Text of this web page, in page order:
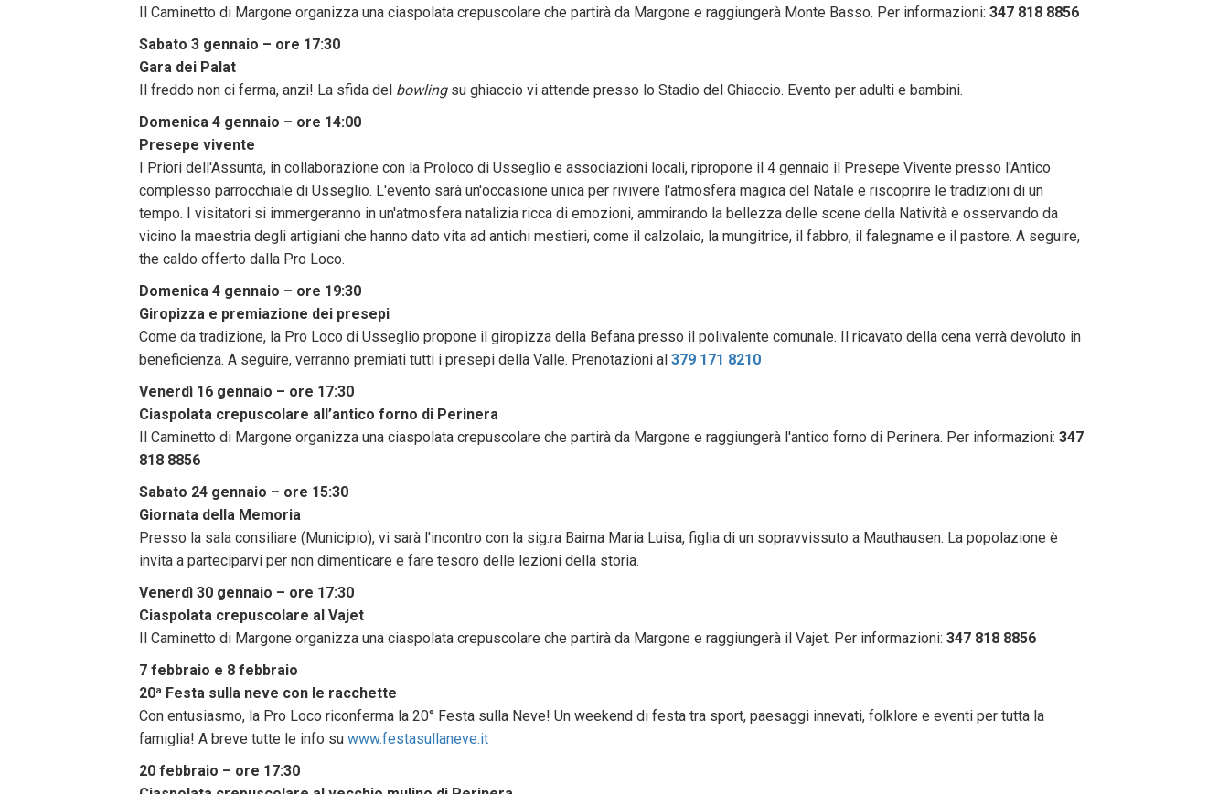
Il Caminetto di Margone organizza una ciaspolata crepuscolare che partirà da Margone e raggiungerà Monte Basso. Per informazioni: 347 818 8856
Sabato 3 gennaio – ore 17:30
Gara dei Palat
Il freddo non ci ferma, anzi! La sfida del bowlingsu ghiaccio vi attende presso lo Stadio del Ghiaccio. Evento per adulti e bambini.
Domenica 4 gennaio – ore 14:00
Presepe vivente
I Priori dell'Assunta, in collaborazione con la Proloco di Usseglio e associazioni locali, ripropone il 4 gennaio il Presepe Vivente presso l'Antico
complesso parrocchiale di Usseglio. L'evento sarà un'occasione unica per rivivere l'atmosfera magica del Natale e riscoprire le tradizioni di un
tempo. I visitatori si immergeranno in un'atmosfera natalizia ricca di emozioni, ammirando la bellezza delle scene della Natività e osservando da
vicino la maestria degli artigiani che hanno dato vita ad antichi mestieri, come il calzolaio, la mungitrice, il fabbro, il falegname e il pastore. A seguire,
the caldo offerto dalla Pro Loco.
Domenica 4 gennaio – ore 19:30
Giropizza e premiazione dei presepi
Come da tradizione, la Pro Loco di Usseglio propone il giropizza della Befana presso il polivalente comunale. Il ricavato della cena verrà devoluto in
beneficienza. A seguire, verranno premiati tutti i presepi della Valle. Prenotazioni al 379 171 8210
Venerdì 16 gennaio – ore 17:30
Ciaspolata crepuscolare all’antico forno di Perinera
Il Caminetto di Margone organizza una ciaspolata crepuscolare che partirà da Margone e raggiungerà l'antico forno di Perinera. Per informazioni: 347
818 8856
Sabato 24 gennaio – ore 15:30
Giornata della Memoria
Presso la sala consiliare (Municipio), vi sarà l'incontro con la sig.ra Baima Maria Luisa, figlia di un sopravvissuto a Mauthausen. La popolazione è
invita a parteciparvi per non dimenticare e fare tesoro delle lezioni della storia.
Venerdì 30 gennaio – ore 17:30
Ciaspolata crepuscolare al Vajet
Il Caminetto di Margone organizza una ciaspolata crepuscolare che partirà da Margone e raggiungerà il Vajet. Per informazioni: 347 818 8856
7 febbraio e 8 febbraio
20ª Festa sulla neve con le racchette
Con entusiasmo, la Pro Loco riconferma la 20° Festa sulla Neve! Un weekend di festa tra sport, paesaggi innevati, folklore e eventi per tutta la
famiglia! A breve tutte le info su www.festasullaneve.it
20 febbraio – ore 17:30